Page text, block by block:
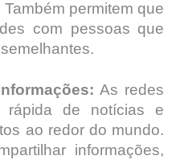
permitem que
com pessoas que
As redes
rápida de notícias e
ao redor do mundo.
informações,